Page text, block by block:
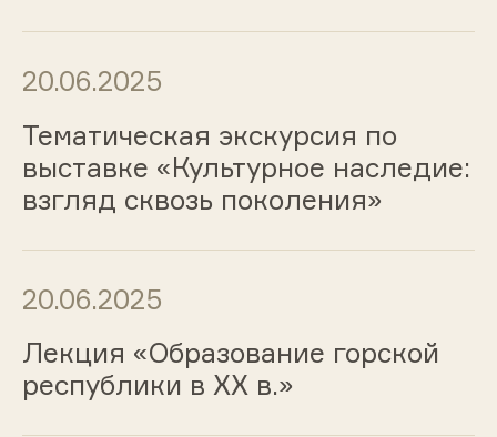
20.06.2025
Тематическая экскурсия по
выставке «Культурное наследие:
взгляд сквозь поколения»
20.06.2025
Лекция «Образование горской
республики в XX в.»